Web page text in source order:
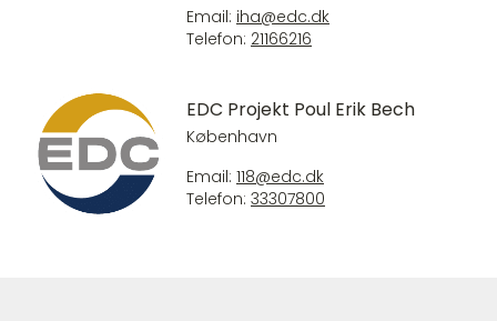
Email: iha@edc.dk
Telefon: 21166216
EDC Projekt Poul Erik Bech
København
Email: 118@edc.dk
Telefon: 33307800